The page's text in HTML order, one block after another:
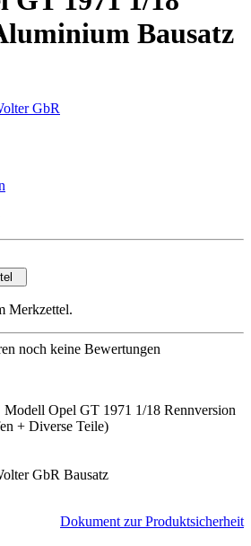
Bausatz
GbR
Merkzettel.
noch keine Bewertungen
Opel GT 1971 1/18 Rennversion
+ Diverse Teile)
GbR Bausatz
Dokument zur Produktsicherheit